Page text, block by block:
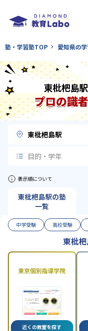
塾・学習塾TOP 愛知県の
東枇杷島
プロの識
東枇杷島駅
目的・学年
表示順について
東枇杷島駅の塾
一覧
中学受験 高校受験
東枇
東京個別指導学院
近くの教室を探す